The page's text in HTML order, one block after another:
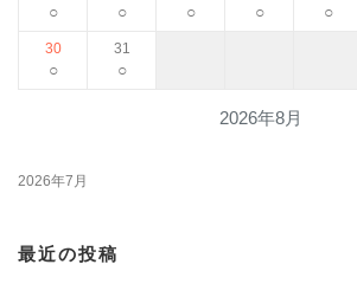
2026年8月
○ ○ ○ ○ ○
30
○
31
○
2026年7月
最近の投稿